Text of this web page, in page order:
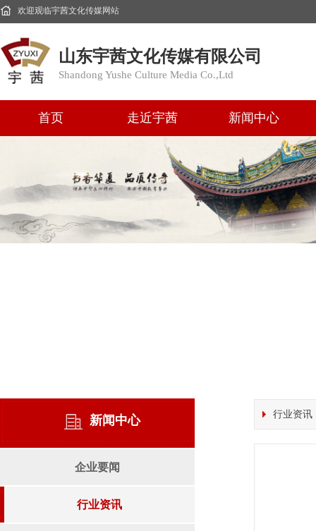
欢迎观临宇茜文化传媒网站
山东宇茜文化传媒有限公司
Shandong Yushe Culture Media Co.,Ltd
首页 走近宇茜 新闻中心
新闻中心
企业要闻
行业资讯
行业资讯